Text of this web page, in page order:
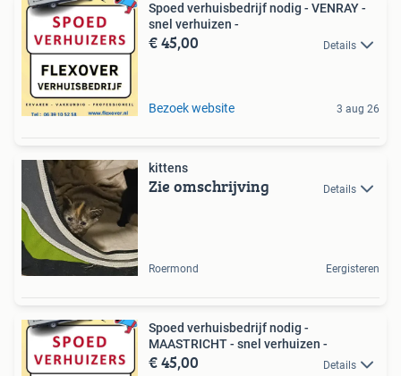
Spoed verhuisbedrijf nodig - VENRAY -
snel verhuizen -
€ 45,00 Details
Bezoek website 3 aug 26
kittens
Zie omschrijving Details
Roermond Eergisteren
Spoed verhuisbedrijf nodig -
MAASTRICHT - snel verhuizen -
€ 45,00 Details